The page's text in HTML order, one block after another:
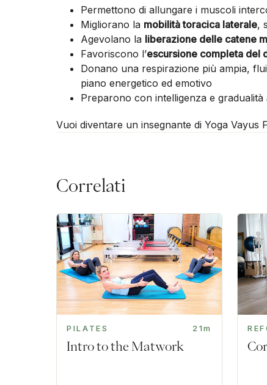
Permettono di allungare i muscoli
Migliorano la mobilità toracica laterale,
Agevolano la liberazione delle catene
Favoriscono l’escursione completa del
Donano una respirazione più ampia,
piano energetico ed emotivo
Preparono con intelligenza e gradualità
Vuoi diventare un insegnante di Yoga Vayus
Correlati
PILATES 21m
Intro to the Matwork